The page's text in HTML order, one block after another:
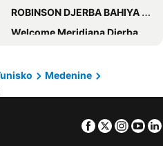
ROBINSON DJERBA BAHIYA - All Inclusive
Welcome Meridiana Djerba
Cesar Thalasso
Djerba Golf Resort & Spa
Medenine
Facebook
Twitter